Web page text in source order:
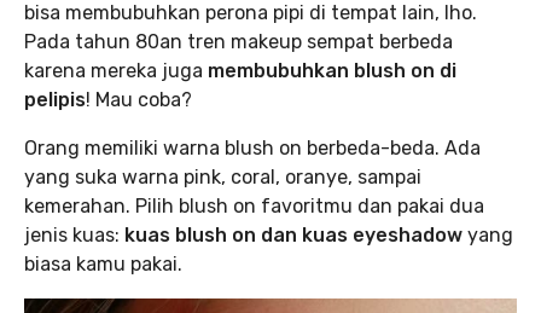
bisa membubuhkan perona pipi di tempat lain, lho.
Pada tahun 80an tren makeup sempat berbeda
karena mereka juga membubuhkan blush on di
pelipis! Mau coba?
Orang memiliki warna blush on berbeda-beda. Ada
yang suka warna pink, coral, oranye, sampai
kemerahan. Pilih blush on favoritmu dan pakai dua
jenis kuas: kuas blush on dan kuas eyeshadow yang
biasa kamu pakai.